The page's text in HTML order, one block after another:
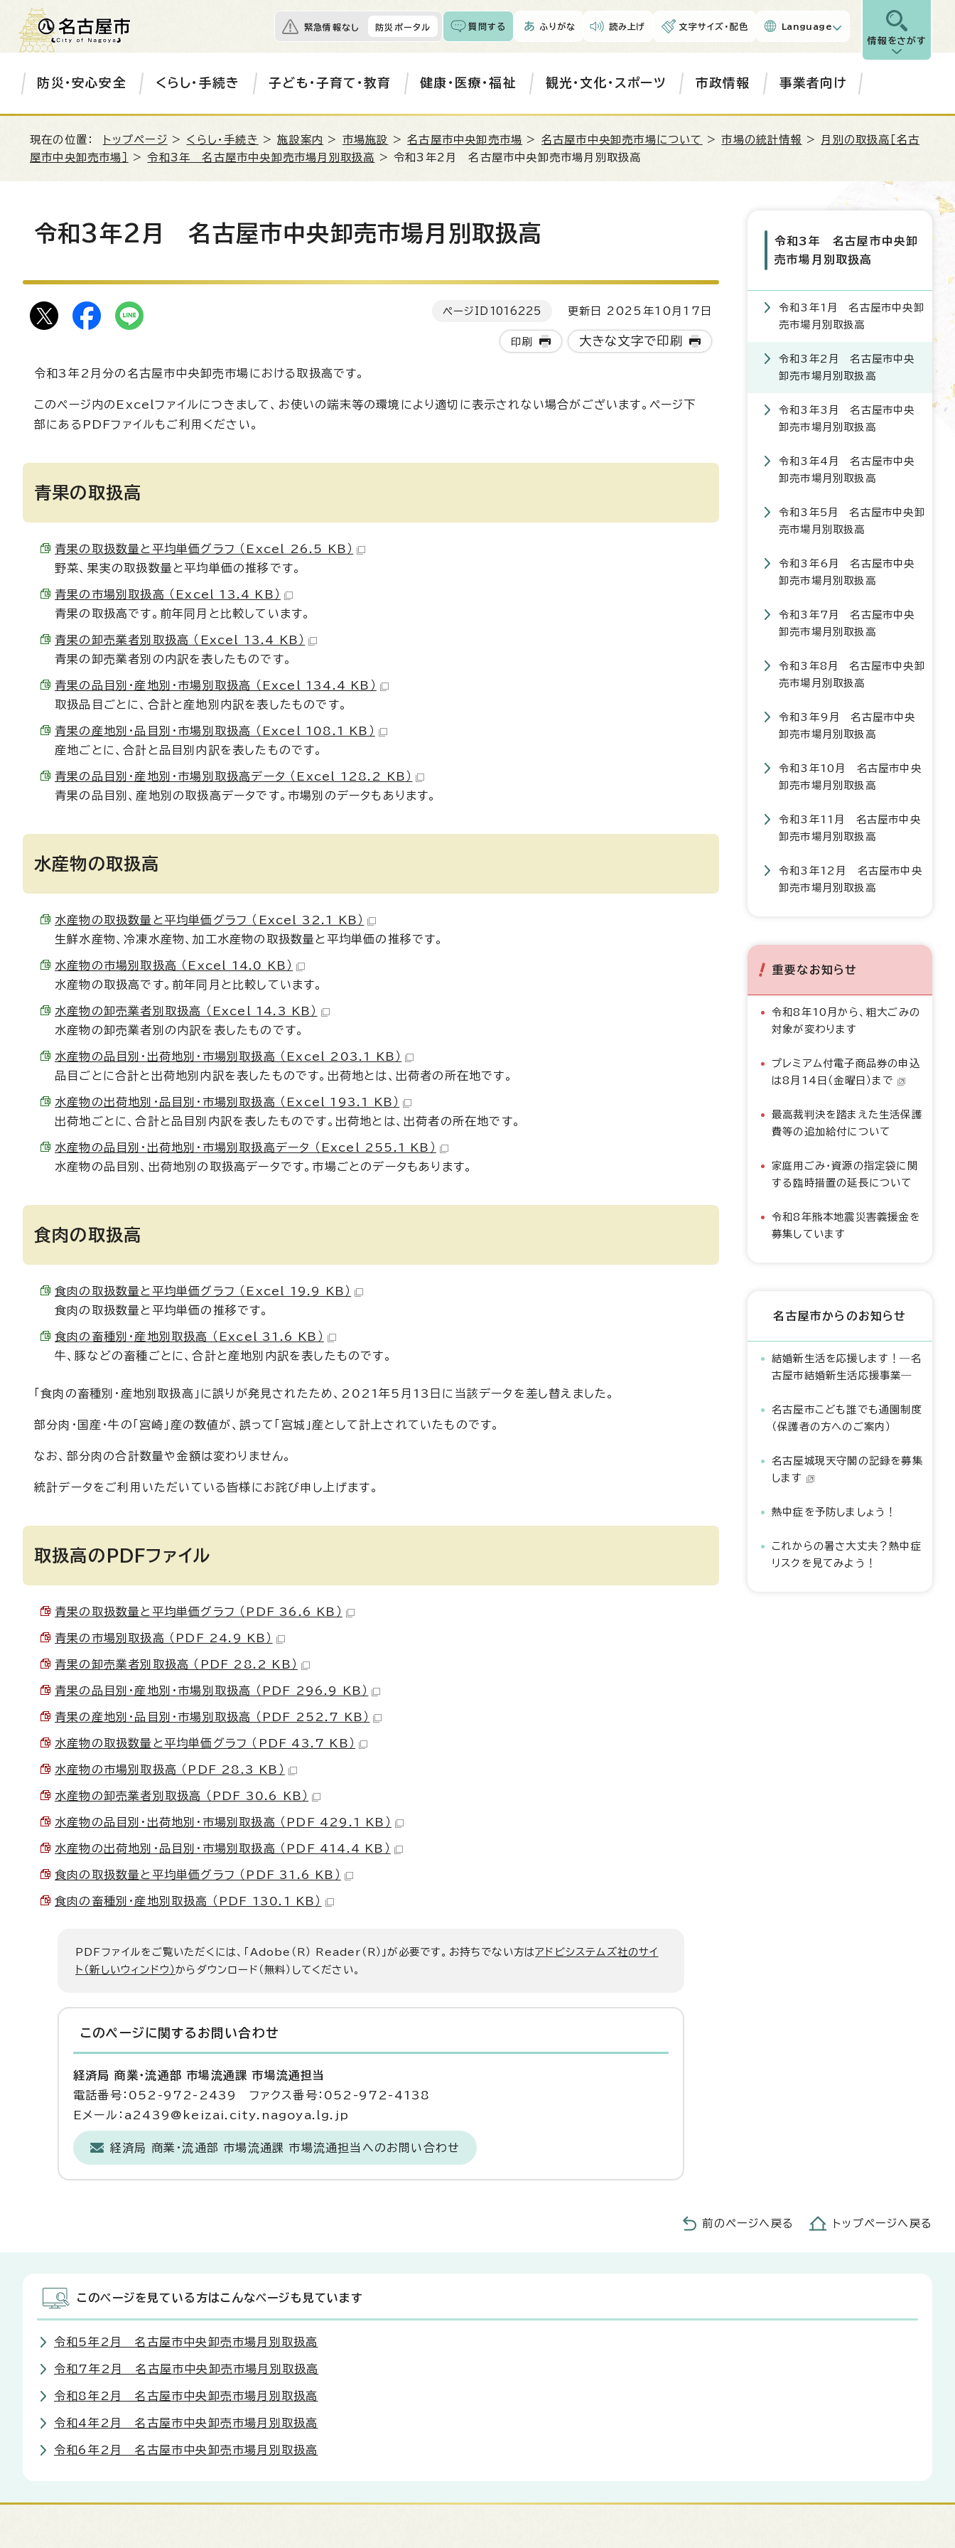
緊急情報なし 防災ポータル 質問する ふりがな 読み上げ 文字サイズ・配色 Language
情報をさがす
防災・安心安全 くらし・手続き 子ども・子育て・教育 健康・医療・福祉 観光・文化・スポーツ 市政情報 事業者向け
現在の位置： トップページ > くらし・手続き >施設案内 > 市場施設 >名古屋市中央卸売市場 > 名古屋市中央卸売市場について >市場の統計情報 >
月別の取扱高［名古
屋市中央卸売市場］
>令和3年 名古屋市中央卸売市場月別取扱高 > 令和3年2月 名古屋市中央卸売市場月別取扱高
令和3年2月 名古屋市中央卸売市場月別取扱高
ページID 1016225 更新日 2025年10月17日
印刷 大きな文字で印刷
令和3年2月分の名古屋市中央卸売市場における取扱高です。
このページ内のExcelファイルにつきまして、お使いの端末等の環境により適切に表示されない場合がございます。ページ下
部にあるPDFファイルもご利用ください。
青果の取扱高
青果の取扱数量と平均単価グラフ （Excel 26.5 KB）
野菜、果実の取扱数量と平均単価の推移です。
青果の市場別取扱高 （Excel 13.4 KB）
青果の取扱高です。前年同月と比較しています。
青果の卸売業者別取扱高 （Excel 13.4 KB）
青果の卸売業者別の内訳を表したものです。
青果の品目別・産地別・市場別取扱高 （Excel 134.4 KB）
取扱品目ごとに、合計と産地別内訳を表したものです。
青果の産地別・品目別・市場別取扱高 （Excel 108.1 KB）
産地ごとに、合計と品目別内訳を表したものです。
青果の品目別・産地別・市場別取扱高データ （Excel 128.2 KB）
青果の品目別、産地別の取扱高データです。市場別のデータもあります。
水産物の取扱高
水産物の取扱数量と平均単価グラフ （Excel 32.1 KB）
生鮮水産物、冷凍水産物、加工水産物の取扱数量と平均単価の推移です。
水産物の市場別取扱高 （Excel 14.0 KB）
水産物の取扱高です。前年同月と比較しています。
水産物の卸売業者別取扱高 （Excel 14.3 KB）
水産物の卸売業者別の内訳を表したものです。
水産物の品目別・出荷地別・市場別取扱高 （Excel 203.1 KB）
品目ごとに合計と出荷地別内訳を表したものです。出荷地とは、出荷者の所在地です。
水産物の出荷地別・品目別・市場別取扱高 （Excel 193.1 KB）
出荷地ごとに、合計と品目別内訳を表したものです。出荷地とは、出荷者の所在地です。
水産物の品目別・出荷地別・市場別取扱高データ （Excel 255.1 KB）
水産物の品目別、出荷地別の取扱高データです。市場ごとのデータもあります。
食肉の取扱高
食肉の取扱数量と平均単価グラフ （Excel 19.9 KB）
食肉の取扱数量と平均単価の推移です。
食肉の畜種別・産地別取扱高 （Excel 31.6 KB）
牛、豚などの畜種ごとに、合計と産地別内訳を表したものです。
「食肉の畜種別・産地別取扱高」に誤りが発見されたため、2021年5月13日に当該データを差し替えました。
部分肉・国産・牛の「宮崎」産の数値が、誤って「宮城」産として計上されていたものです。
なお、部分肉の合計数量や金額は変わりません。
統計データをご利用いただいている皆様にお詫び申し上げます。
取扱高のPDFファイル
青果の取扱数量と平均単価グラフ （PDF 36.6 KB）
青果の市場別取扱高 （PDF 24.9 KB）
青果の卸売業者別取扱高 （PDF 28.2 KB）
青果の品目別・産地別・市場別取扱高 （PDF 296.9 KB）
青果の産地別・品目別・市場別取扱高 （PDF 252.7 KB）
水産物の取扱数量と平均単価グラフ （PDF 43.7 KB）
水産物の市場別取扱高 （PDF 28.3 KB）
水産物の卸売業者別取扱高 （PDF 30.6 KB）
水産物の品目別・出荷地別・市場別取扱高 （PDF 429.1 KB）
水産物の出荷地別・品目別・市場別取扱高 （PDF 414.4 KB）
食肉の取扱数量と平均単価グラフ （PDF 31.6 KB）
食肉の畜種別・産地別取扱高 （PDF 130.1 KB）
PDFファイルをご覧いただくには、「Adobe（R） Reader（R）」が必要です。お持ちでない方はアドビシステムズ社のサイ
ト（新しいウィンドウ）からダウンロード（無料）してください。
このページに関する お問い合わせ
経済局 商業・流通部 市場流通課 市場流通担当
電話番号：052-972-2439 ファクス番号：052-972-4138
Eメール：a2439@keizai.city.nagoya.lg.jp
経済局 商業・流通部 市場流通課 市場流通担当へのお問い合わせ
令和3年 名古屋市中央卸
売市場月別取扱高
令和3年1月 名古屋市中央卸
売市場月別取扱高
令和3年2月 名古屋市中央
卸売市場月別取扱高
令和3年3月 名古屋市中央
卸売市場月別取扱高
令和3年4月 名古屋市中央
卸売市場月別取扱高
令和3年5月 名古屋市中央卸
売市場月別取扱高
令和3年6月 名古屋市中央
卸売市場月別取扱高
令和3年7月 名古屋市中央
卸売市場月別取扱高
令和3年8月 名古屋市中央卸
売市場月別取扱高
令和3年9月 名古屋市中央
卸売市場月別取扱高
令和3年10月 名古屋市中央
卸売市場月別取扱高
令和3年11月 名古屋市中央
卸売市場月別取扱高
令和3年12月 名古屋市中央
卸売市場月別取扱高
重要なお知らせ
令和8年10月から、粗大ごみの
対象が変わります
プレミアム付電子商品券の申込
は8月14日（金曜日）まで
最高裁判決を踏まえた生活保護
費等の追加給付について
家庭用ごみ・資源の指定袋に関
する臨時措置の延長について
令和8年熊本地震災害義援金を
募集しています
名古屋市からのお知らせ
結婚新生活を応援します！―名
古屋市結婚新生活応援事業―
名古屋市こども誰でも通園制度
（保護者の方へのご案内）
名古屋城現天守閣の記録を募集
します
熱中症を予防しましょう！
これからの暑さ大丈夫？熱中症
リスクを見てみよう！
前のページへ戻る トップページへ戻る
このページを見ている方はこんなページも見ています
令和5年2月 名古屋市中央卸売市場月別取扱高
令和7年2月 名古屋市中央卸売市場月別取扱高
令和8年2月 名古屋市中央卸売市場月別取扱高
令和4年2月 名古屋市中央卸売市場月別取扱高
令和6年2月 名古屋市中央卸売市場月別取扱高